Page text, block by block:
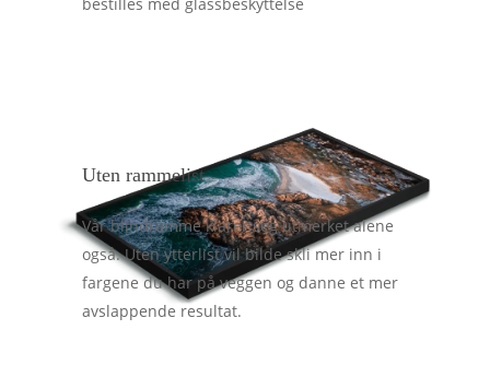
Uten rammelist
Vår blindramme klarer seg utmerket alene
også. Uten ytterlist vil bilde skli mer inn i
fargene du har på veggen og danne et mer
avslappende resultat.